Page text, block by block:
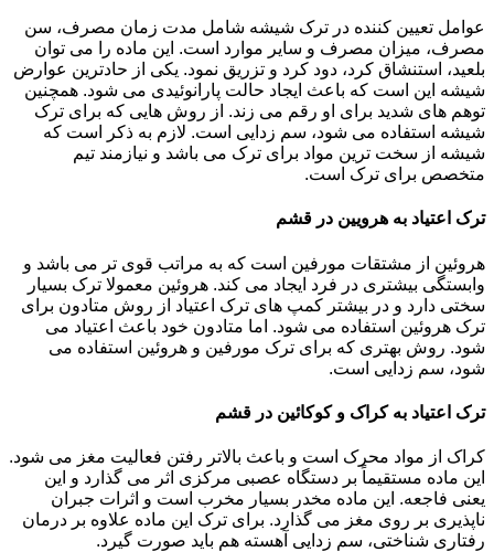
عوامل تعیین کننده در ترک شیشه شامل مدت زمان مصرف، سن
مصرف، میزان مصرف و سایر موارد است. این ماده را می توان
بلعید، استنشاق کرد، دود کرد و تزریق نمود. یکی از حادترین عوارض
شیشه این است که باعث ایجاد حالت پارانوئیدی می شود. همچنین
توهم های شدید برای او رقم می زند. از روش هایی که برای ترک
شیشه استفاده می شود، سم زدایی است. لازم به ذکر است که
شیشه از سخت ترین مواد برای ترک می باشد و نیازمند تیم
متخصص برای ترک است.
ترک اعتیاد به هرویین در قشم
هروئین از مشتقات مورفین است که به مراتب قوی تر می باشد و
وابستگی بیشتری در فرد ایجاد می کند. هروئین معمولا ترک بسیار
سختی دارد و در بیشتر کمپ های ترک اعتیاد از روش متادون برای
ترک هروئین استفاده می شود. اما متادون خود باعث اعتیاد می
شود. روش بهتری که برای ترک مورفین و هروئین استفاده می
شود، سم زدایی است.
ترک اعتیاد به کراک و کوکائین در قشم
کراک از مواد محرک است و باعث بالاتر رفتن فعالیت مغز می شود.
این ماده مستقیماً بر دستگاه عصبی مرکزی اثر می گذارد و این
یعنی فاجعه. این ماده مخدر بسیار مخرب است و اثرات جبران
ناپذیری بر روی مغز می گذارد. برای ترک این ماده علاوه بر درمان
رفتاری شناختی، سم زدایی آهسته هم باید صورت گیرد.